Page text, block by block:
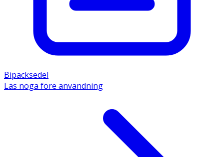
Bipacksedel
Läs noga före användning